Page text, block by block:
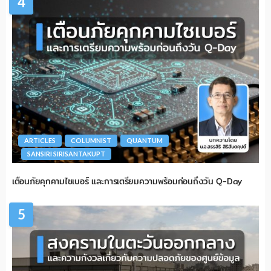
ARTICLES COLUMNIST
QUANTUM
SANSIRI SIRISANTAKUPT
เตือนภัยคุกคามไซเบอร์ และการเตรียมความพร้อมก่อนถึงวัน Q-Day
5